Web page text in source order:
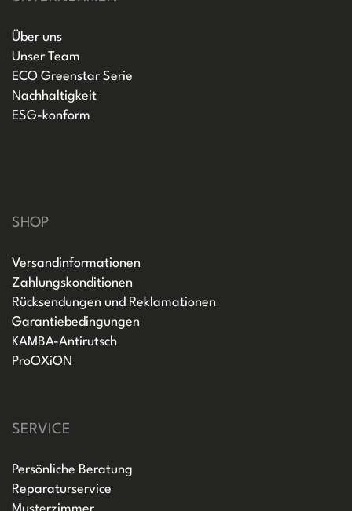
Über uns
Unser Team
ECO Greenstar Serie
Nachhaltigkeit
ESG-konform
SHOP
Versandinformationen
Zahlungskonditionen
Rücksendungen und Reklamationen
Garantiebedingungen
KAMBA-Antirutsch
ProOXiON
SERVICE
Persönliche Beratung
Reparaturservice